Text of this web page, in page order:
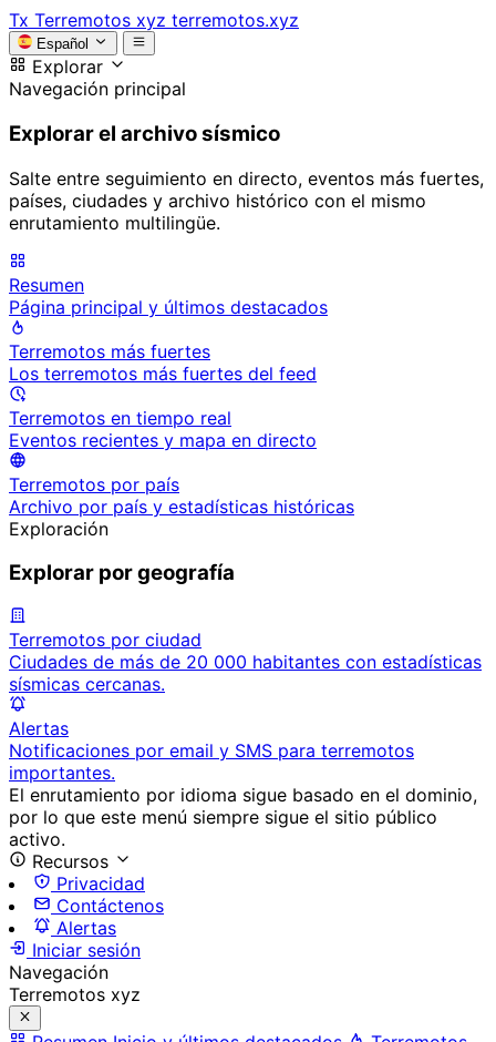
Tx Terremotos xyz terremotos.xyz
Español
Explorar
Navegación principal
Explorar el archivo sísmico
Salte entre seguimiento en directo, eventos más fuertes,
países, ciudades y archivo histórico con el mismo
enrutamiento multilingüe.
Resumen
Página principal y últimos destacados
Terremotos más fuertes
Los terremotos más fuertes del feed
Terremotos en tiempo real
Eventos recientes y mapa en directo
Terremotos por país
Archivo por país y estadísticas históricas
Exploración
Explorar por geografía
Terremotos por ciudad
Ciudades de más de 20 000 habitantes con estadísticas
sísmicas cercanas.
Alertas
Notificaciones por email y SMS para terremotos
importantes.
El enrutamiento por idioma sigue basado en el dominio,
por lo que este menú siempre sigue el sitio público
activo.
Recursos
Privacidad
Contáctenos
Alertas
Iniciar sesión
Navegación
Terremotos xyz